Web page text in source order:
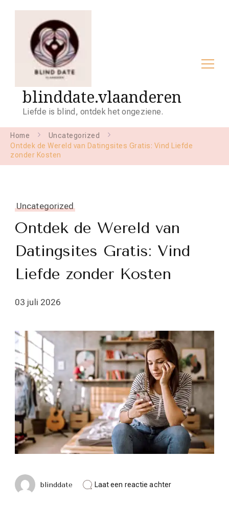
blinddate.vlaanderen
Liefde is blind, ontdek het ongeziene.
Home
Uncategorized
Ontdek de Wereld van Datingsites Gratis: Vind Liefde
zonder Kosten
Uncategorized
Ontdek de Wereld van
Datingsites Gratis: Vind
Liefde zonder Kosten
03 juli 2026
blinddate Laat een reactie achterop